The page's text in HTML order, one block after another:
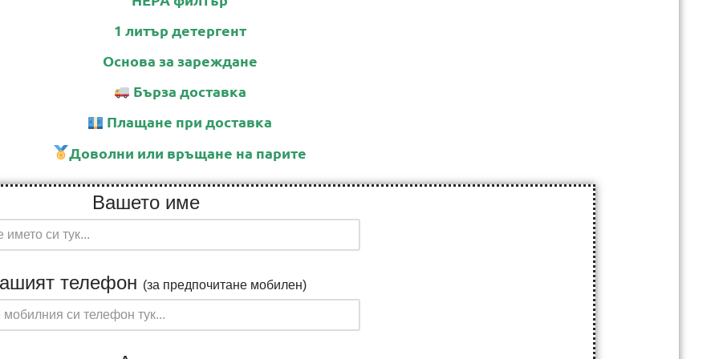
1 литър детергент
Основа за зареждане
Бърза доставка
Плащане при доставка
Доволни или връщане на парите
Вашето име
телефон (за предпочитане мобилен)